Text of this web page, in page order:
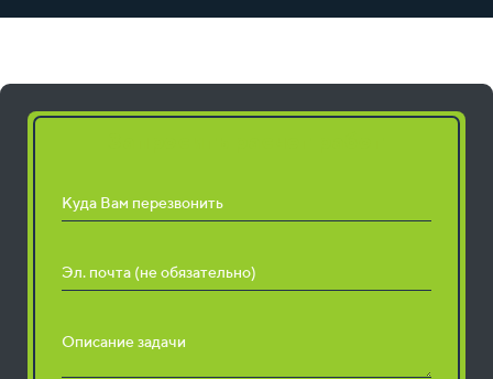
Куда Вам перезвонить
Эл. почта (не обязательно)
Описание задачи